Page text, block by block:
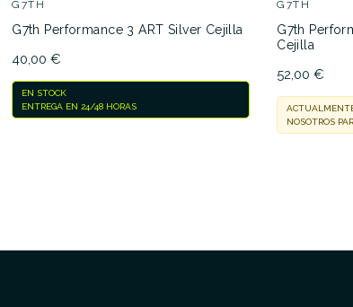
G7TH
G7th Performance 3 ART Silver Cejilla
40,00 €
EN STOCK
ENTREGA EN 24/48 HORAS
G7TH
G7th
Cejilla
52,00 €
NOSOTROS